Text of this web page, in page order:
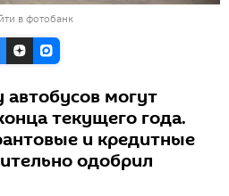
в фотобанк
могут
текущего года.
и кредитные
одобрил